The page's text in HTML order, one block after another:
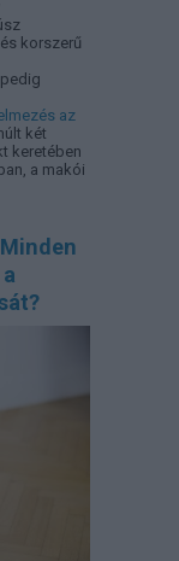
korszerű
az
két
keretében
a makói